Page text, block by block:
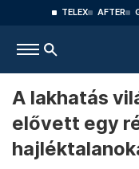
TELEX AFTER
A lakhatás
elővett egy